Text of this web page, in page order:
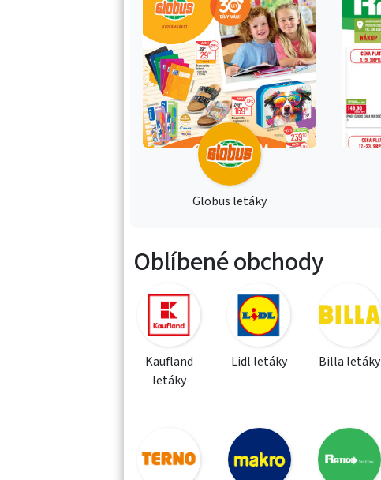
Globus letáky
Oblíbené obchody
Kaufland
letáky
Lidl letáky Billa letáky